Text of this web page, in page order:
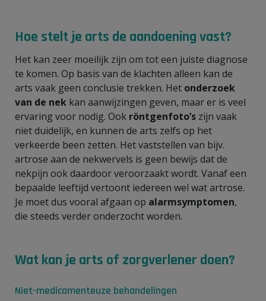
Hoe stelt je arts de aandoening vast?
Het kan zeer moeilijk zijn om tot een juiste diagnose
te komen. Op basis van de klachten alleen kan de
arts vaak geen conclusie trekken. Het onderzoek
van de nek kan aanwijzingen geven, maar er is veel
ervaring voor nodig. Ook röntgenfoto’s zijn vaak
niet duidelijk, en kunnen de arts zelfs op het
verkeerde been zetten. Het vaststellen van bijv.
artrose aan de nekwervels is geen bewijs dat de
nekpijn ook daardoor veroorzaakt wordt. Vanaf een
bepaalde leeftijd vertoont iedereen wel wat artrose.
Je moet dus vooral afgaan op alarmsymptomen,
die steeds verder onderzocht worden.
Wat kan je arts of zorgverlener doen?
Niet-medicamenteuze behandelingen